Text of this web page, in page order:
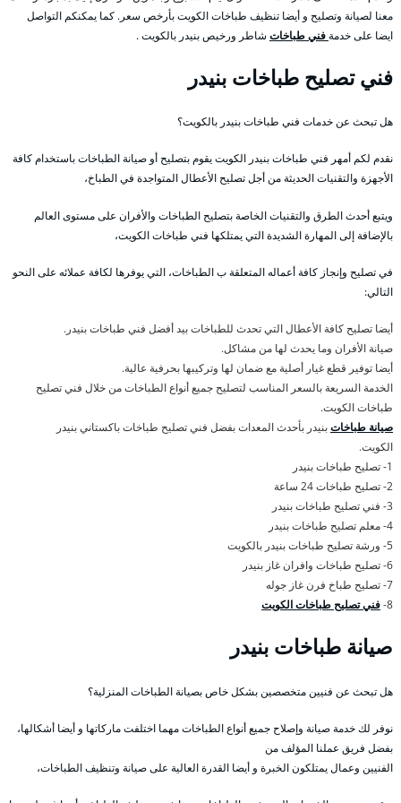
معنا لصيانة وتصليح و أيضا تنظيف طباخات الكويت بأرخص سعر. كما يمكنكم التواصل
ايضا على خدمةفني طباخات شاطر ورخيص بنيدر بالكويت .
فني تصليح طباخات بنيدر
هل تبحث عن خدمات فني طباخات بنيدر بالكويت؟
نقدم لكم أمهر فني طباخات بنيدر الكويت يقوم بتصليح أو صيانة الطباخات باستخدام كافة
الأجهزة والتقنيات الحديثة من أجل تصليح الأعطال المتواجدة في الطباخ،
ويتبع أحدث الطرق والتقنيات الخاصة بتصليح الطباخات والأفران على مستوى العالم
بالإضافة إلى المهارة الشديدة التي يمتلكها فني طباخات الكويت،
في تصليح وإنجاز كافة أعماله المتعلقة ب الطباخات، التي يوفرها لكافة عملائه على النحو
التالي:
أيضا تصليح كافة الأعطال التي تحدث للطباخات بيد أفضل فني طباخات بنيدر.
صيانة الأفران وما يحدث لها من مشاكل.
أيضا توفير قطع غيار أصلية مع ضمان لها وتركيبها بحرفية عالية.
الخدمة السريعة بالسعر المناسب لتصليح جميع أنواع الطباخات من خلال فني تصليح
طباخات الكويت.
صيانة طباخاتبنيدر بأحدث المعدات بفضل فني تصليح طباخات باكستاني بنيدر
الكويت.
1- تصليح طباخات بنيدر
2- تصليح طباخات 24 ساعة
3- فني تصليح طباخات بنيدر
4- معلم تصليح طباخات بنيدر
5- ورشة تصليح طباخات بنيدر بالكويت
6- تصليح طباخات وافران غاز بنيدر
7- تصليح طباخ فرن غاز جوله
8- فني تصليح طباخات الكويت
صيانة طباخات بنيدر
هل تبحث عن فنيين متخصصين بشكل خاص بصيانة الطباخات المنزلية؟
نوفر لك خدمة صيانة وإصلاح جميع أنواع الطباخات مهما اختلفت ماركاتها و أيضا أشكالها،
بفضل فريق عملنا المؤلف من
الفنيين وعمال يمتلكون الخبرة و أيضا القدرة العالية على صيانة وتنظيف الطباخات،